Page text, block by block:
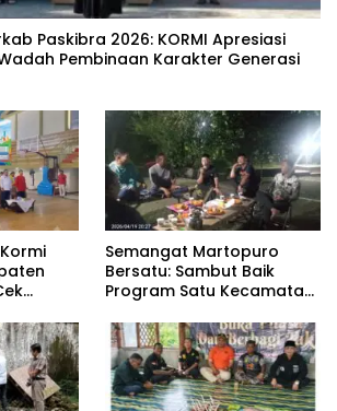
Paskibra 2026: KORMI Apresiasi
Pembinaan Karakter Generasi
Semangat Martopuro
Bersatu: Sambut Baik
Program Satu Kecamatan
Kebangkitan Persekabpas